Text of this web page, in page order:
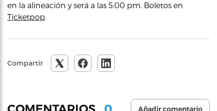
en la alineación y será a las 5:00 pm. Boletos en
Ticketpop.
Compartir
0 Añadir comentario